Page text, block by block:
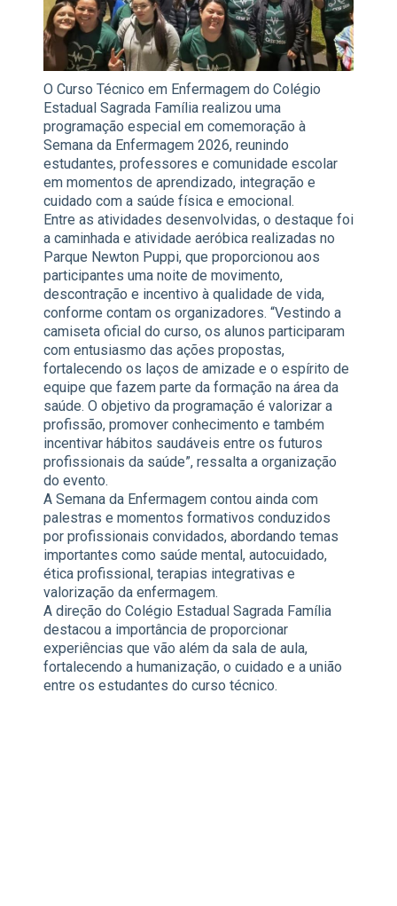
O Curso Técnico em Enfermagem do Colégio
Estadual Sagrada Família realizou uma
programação especial em comemoração à
Semana da Enfermagem 2026, reunindo
estudantes, professores e comunidade escolar
em momentos de aprendizado, integração e
cuidado com a saúde física e emocional.
Entre as atividades desenvolvidas, o destaque foi
a caminhada e atividade aeróbica realizadas no
Parque Newton Puppi, que proporcionou aos
participantes uma noite de movimento,
descontração e incentivo à qualidade de vida,
conforme contam os organizadores. “Vestindo a
camiseta oficial do curso, os alunos participaram
com entusiasmo das ações propostas,
fortalecendo os laços de amizade e o espírito de
equipe que fazem parte da formação na área da
saúde. O objetivo da programação é valorizar a
profissão, promover conhecimento e também
incentivar hábitos saudáveis entre os futuros
profissionais da saúde”, ressalta a organização
do evento.
A Semana da Enfermagem contou ainda com
palestras e momentos formativos conduzidos
por profissionais convidados, abordando temas
importantes como saúde mental, autocuidado,
ética profissional, terapias integrativas e
valorização da enfermagem.
A direção do Colégio Estadual Sagrada Família
destacou a importância de proporcionar
experiências que vão além da sala de aula,
fortalecendo a humanização, o cuidado e a união
entre os estudantes do curso técnico.